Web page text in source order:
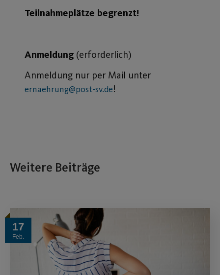
Teilnahmeplätze begrenzt!
Anmeldung (erforderlich)
Anmeldung nur per Mail unter
ernaehrung@post-sv.de!
Weitere Beiträge
17
Feb.